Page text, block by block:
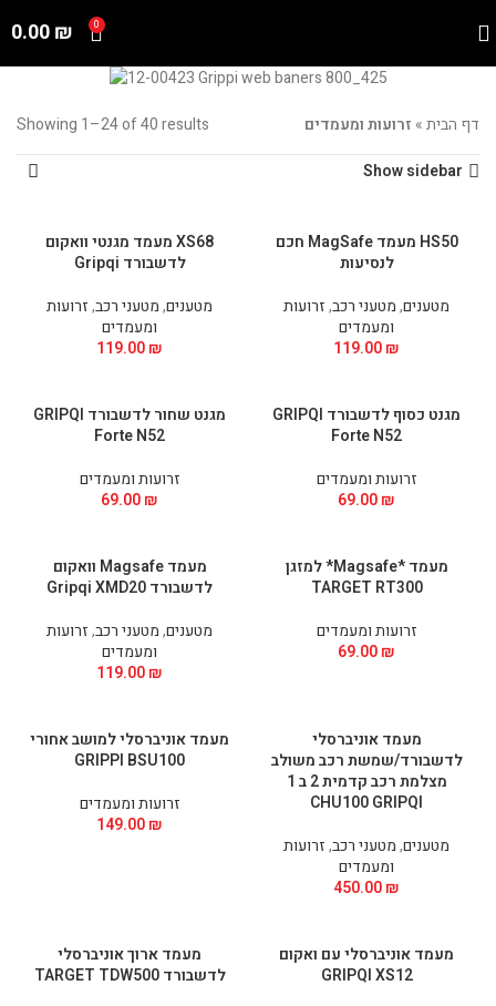
0
0.00₪
דף הבית» זרועות ומעמדים
Showing 1–24 of 40 results
Show sidebar
HS50 מעמד MagSafe חכם
לנסיעות
מטענים,מטעני רכב,זרועות
ומעמדים
119.00₪
XS68 מעמד מגנטי וואקום
לדשבורד Gripqi
מטענים,מטעני רכב,זרועות
ומעמדים
119.00₪
מגנט כסוף לדשבורד GRIPQI
Forte N52
זרועות ומעמדים
69.00₪
מגנט שחור לדשבורד GRIPQI
Forte N52
זרועות ומעמדים
69.00₪
מעמד *Magsafe* למזגן
TARGET RT300
זרועות ומעמדים
69.00₪
מעמד Magsafe וואקום
לדשבורד Gripqi XMD20
מטענים,מטעני רכב,זרועות
ומעמדים
119.00₪
מעמד אוניברסלי
לדשבורד/שמשת רכב משולב
מצלמת רכב קדמית 2 ב 1
CHU100 GRIPQI
מטענים,מטעני רכב,זרועות
ומעמדים
450.00₪
מעמד אוניברסלי למושב אחורי
GRIPPI BSU100
זרועות ומעמדים
149.00₪
מעמד אוניברסלי עם ואקום
GRIPQI XS12
מעמד ארוך אוניברסלי
לדשבורד TARGET TDW500